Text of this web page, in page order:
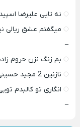
نه تایی علیرضا اسپید
میگفتم عشق ریالی
–
بم زنگ نزن حروم
نازنین 2 مجید حسینی
انگاری تو کالبدم
–